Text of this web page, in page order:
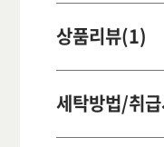
상품리뷰(1)
세탁방법/취